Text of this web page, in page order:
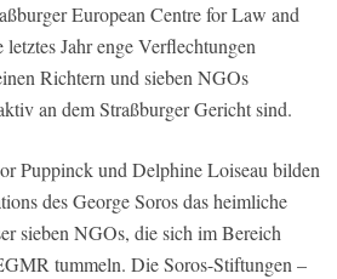
European Centre for Law and
Jahr enge Verflechtungen
Richtern und sieben NGOs
an dem Straßburger Gericht sind.
Puppinck und Delphine Loiseau bilden
des George Soros das heimliche
sieben NGOs, die sich im Bereich
tummeln. Die Soros-Stiftungen –